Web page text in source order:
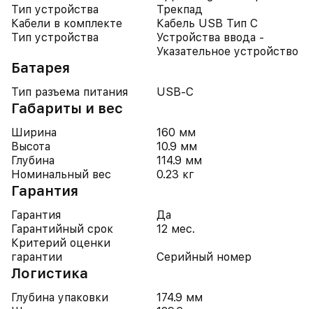
Тип устройства
Трекпад
Кабели в комплекте
Кабель USB Тип C
Тип устройства
Устройства ввода -
Указательное устройство
Батарея
Тип разъема питания USB-C
Габариты и вес
Ширина
160 мм
Высота
10.9 мм
Глубина
114.9 мм
Номинальный вес
0.23 кг
Гарантия
Гарантия
Да
Гарантийный срок
12 мес.
Критерий оценки
гарантии
Серийный номер
Логистика
Глубина упаковки
174.9 мм